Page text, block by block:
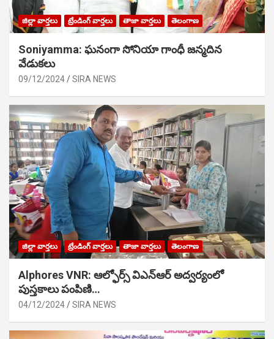
జిల్లా వార్తలు ట్రేండింగ్ వార్తలు తాజా వార్తలు తెలంగాణ
Soniyamma: ఘ‌నంగా సోనియా గాంధీ జ‌న్మ‌దిన
వేడుక‌లు
09/12/2024 SIRA NEWS
జిల్లా వార్తలు ట్రేండింగ్ వార్తలు తాజా వార్తలు తెలంగాణ
Alphores VNR: ఆల్ఫోర్స్ విఎన్ఆర్ అద్వర్యంలో
పుస్తకాలు పంపిణి…
04/12/2024 SIRA NEWS